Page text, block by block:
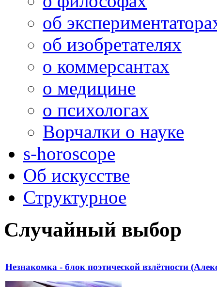
об
об изобретателях
о коммерсантах
о медицине
о психологах
Ворчалки о науке
s-horoscope
Об искусстве
Структурное
Случайный выбор
Незнакомка - блок поэтической взлётности